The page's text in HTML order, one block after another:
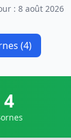
: 8 août 2026
(4)
4